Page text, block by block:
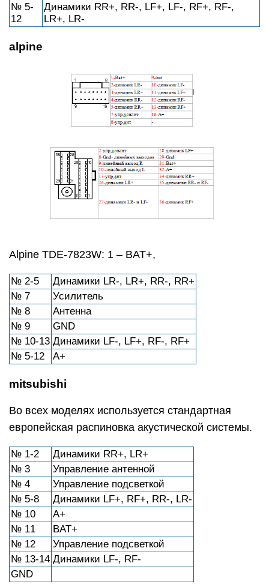
№ 5-
12
Динамики RR+, RR-, LF+, LF-, RF+, RF-,
LR+, LR-
alpine
Alpine TDE-7823W: 1 – BAT+,
№ 2-5
Динамики LR-, LR+, RR-, RR+
№ 7
Усилитель
№ 8
Антенна
№ 9
GND
№ 10-13 Динамики LF-, LF+, RF-, RF+
№ 5-12
А+
mitsubishi
Во всех моделях используется стандартная
европейская распиновка акустической системы.
№ 1-2
Динамики RR+, LR+
№ 3
Управление антенной
№ 4
Управление подсветкой
№ 5-8
Динамики LF+, RF+, RR-, LR-
№ 10
А+
№ 11
BAT+
№ 12
Управление подсветкой
№ 13-14 Динамики LF-, RF-
GND